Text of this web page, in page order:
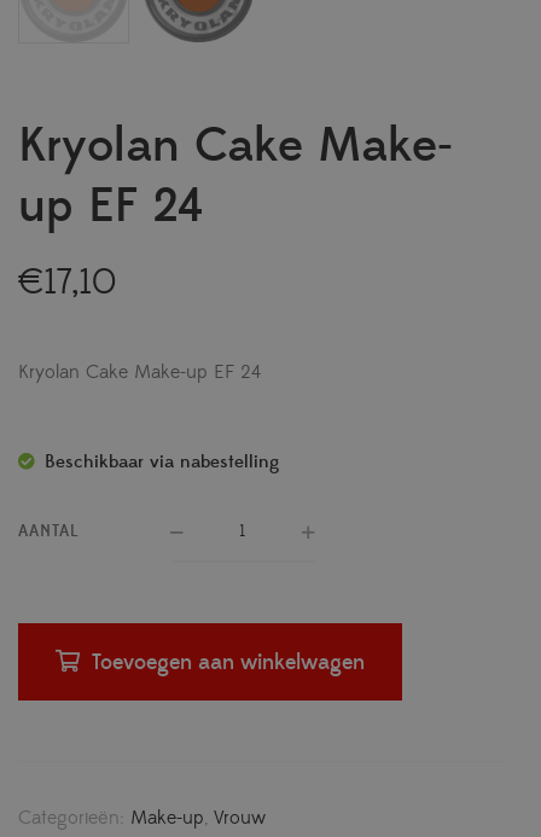
Kryolan Cake Make-
up EF 24
€17,10
Kryolan Cake Make-up EF 24
Beschikbaar via nabestelling
AANTAL
Toevoegen aan winkelwagen
Categorieën: Make-up, Vrouw